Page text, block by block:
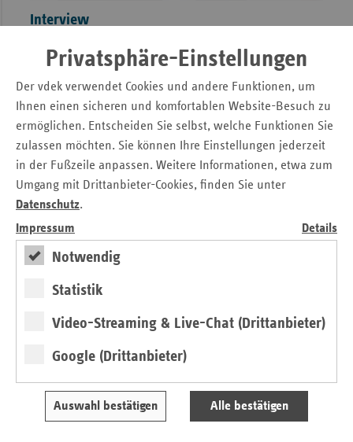
Privatsphäre-Einstellungen
Der vdek verwendet Cookies und andere Funktionen, um
Ihnen einen sicheren und komfortablen Website-Besuch zu
ermöglichen. Entscheiden Sie selbst, welche Funktionen Sie
zulassen möchten. Sie können Ihre Einstellungen jederzeit
in der Fußzeile anpassen. Weitere Informationen, etwa zum
Umgang mit Drittanbieter-Cookies, finden Sie unter
Datenschutz.
Impressum
Details
Notwendig
Statistik
Video-Streaming & Live-Chat (Drittanbieter)
Google (Drittanbieter)
Auswahl bestätigen Alle bestätigen
Interview
Clemens Maurer ist Geschäftsführer des Klinikums
Darmstadt, dem einzigen Maximalversorger in Südhessen.
Im Interview spricht er über die Herausforderungen des
Betrieblichen Gesundheitsmanagements (BGM), und wie
das vdek-AngebotMEHRWERT:PFLEGE
dabei helfen
kann.» Lesen
Landesrahmenvereinbarung Prävention
erfolgreich novelliert
Fünf Jahre nach Unterzeichnung der ersten